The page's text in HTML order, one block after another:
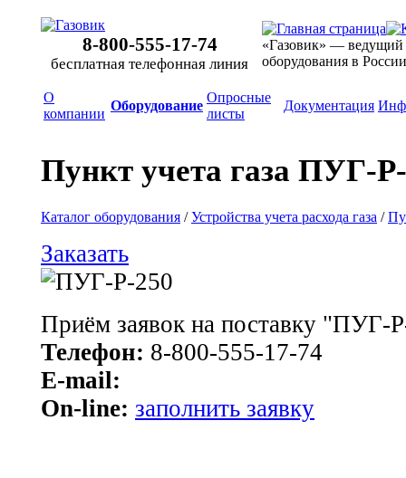
8-800-555-17-74
бесплатная телефонная линия
«Газовик» — ведущий
оборудования в России
О
компании
Оборудование
Опросные
листы
Документация
Пункт учета газа ПУГ-
Каталог оборудования /Устройства учета расхода газа /
Заказать
Приём заявок на поставку "ПУГ-
Телефон: 8-800-555-17-74
E-mail:
On-line: заполнить заявку